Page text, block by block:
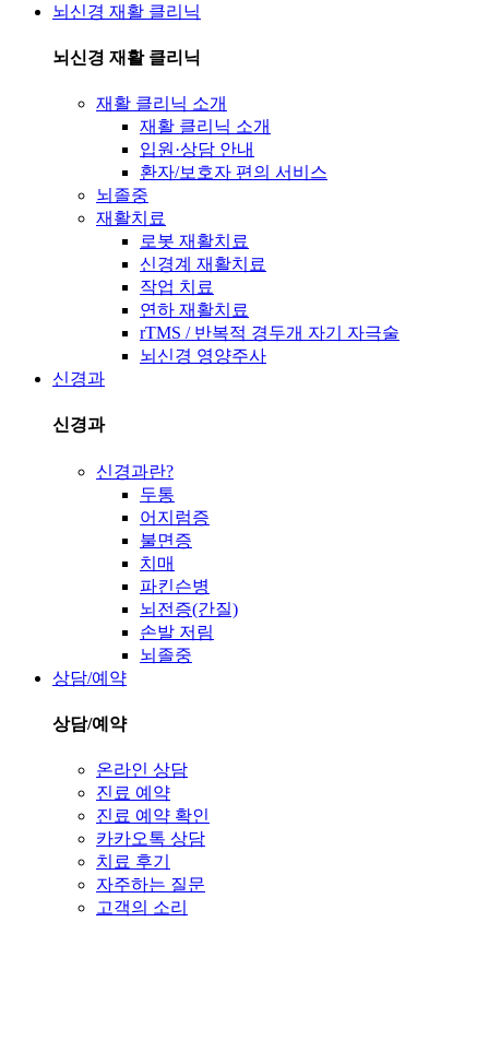
뇌신경 재활 클리닉
뇌신경 재활 클리닉
재활 클리닉 소개
재활 클리닉 소개
입원·상담 안내
환자/보호자 편의 서비스
뇌졸중
재활치료
로봇 재활치료
신경계 재활치료
작업 치료
연하 재활치료
rTMS / 반복적 경두개 자기 자극술
뇌신경 영양주사
신경과
신경과
신경과란?
두통
어지럼증
불면증
치매
파킨슨병
뇌전증(간질)
손발 저림
뇌졸중
상담/예약
상담/예약
온라인 상담
진료 예약
진료 예약 확인
카카오톡 상담
치료 후기
자주하는 질문
고객의 소리